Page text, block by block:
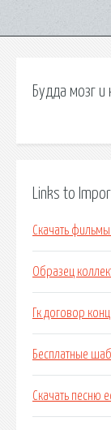
Будда мозг и
Links to
Скачать
Образец
Гк договор
Бесплатные
Скачать песню